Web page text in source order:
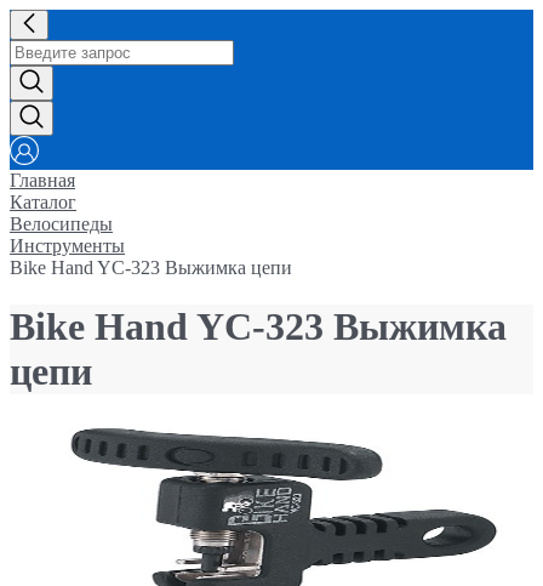
Главная
Каталог
Велосипеды
Инструменты
Bike Hand YC-323 Выжимка цепи
Bike Hand YC-323 Выжимка
цепи